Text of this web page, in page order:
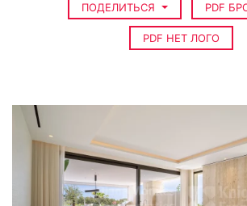
ПОДЕЛИТЬСЯ PDF
PDF НЕТ ЛОГО